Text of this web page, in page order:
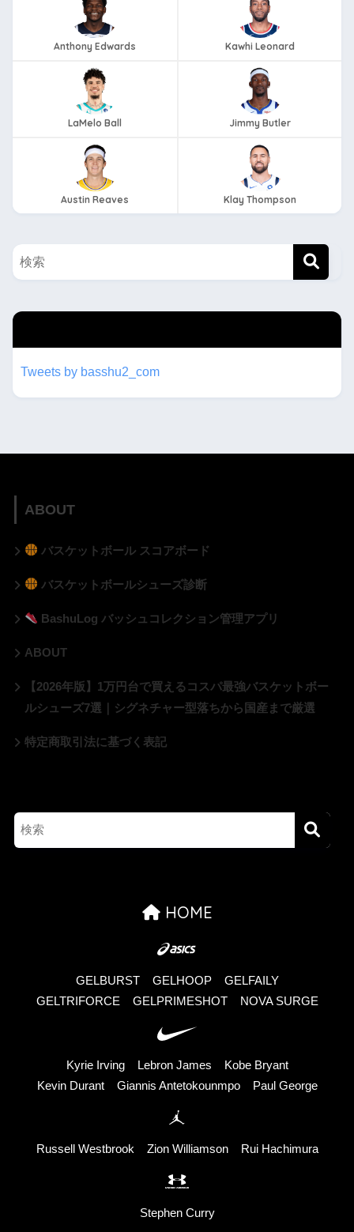
Anthony Edwards Kawhi Leonard
LaMelo Ball Jimmy Butler
Austin Reaves Klay Thompson
Tweets by basshu2_com
ABOUT
バスケットボール スコアボード
バスケットボールシューズ診断
BashuLog バッシュコレクション管理アプリ
ABOUT
【2026年版】1万円台で買えるコスパ最強バスケットボー
ルシューズ7選｜シグネチャー型落ちから国産まで厳選
特定商取引法に基づく表記
HOME
GELBURST GELHOOP
GELFAILY
GELTRIFORCE
GELPRIMESHOT NOVA SURGE
Kyrie Irving Lebron James
Kobe Bryant
Kevin Durant
Giannis Antetokounmpo Paul George
Russell Westbrook Zion Williamson Rui Hachimura
Stephen Curry